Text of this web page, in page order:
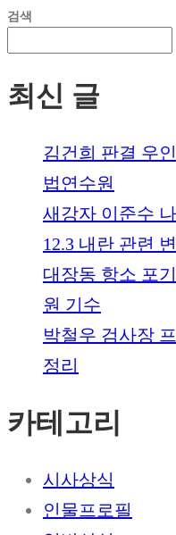
검색
최신 글
김건희 판결 우
법연수원
새강자 이준수
12.3 내란 관련
대장동 항소 포
원 기수
박철우 검사장
정리
카테고리
시사상식
인물프로필